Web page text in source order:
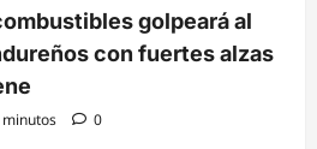
golpeará al
con fuertes alzas
minutos 0